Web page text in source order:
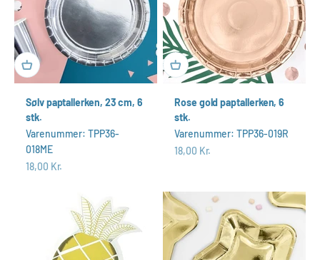
Sølv paptallerken, 23 cm, 6
stk.
Varenummer: TPP36-
018ME
Salgspris
18,00 Kr.
Rose gold paptallerken, 6
stk.
Varenummer: TPP36-019R
Salgspris
18,00 Kr.